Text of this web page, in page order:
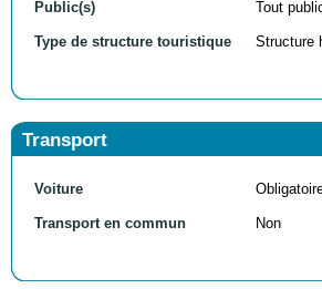
Public(s) Tout
Type de structure touristique Structure
Transport
Voiture
Transport en commun Non